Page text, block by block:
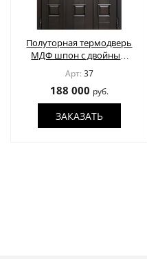
Полуторная термодверь
МДФ шпон с двойным
остеклением и решеткой
Арт: 37
188 000 руб.
ЗАКАЗАТЬ